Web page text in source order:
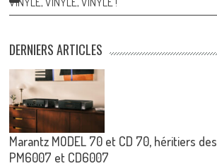
DERNIERS ARTICLES
Marantz MODEL 70 et CD 70, héritiers des
PM6007 et CD6007